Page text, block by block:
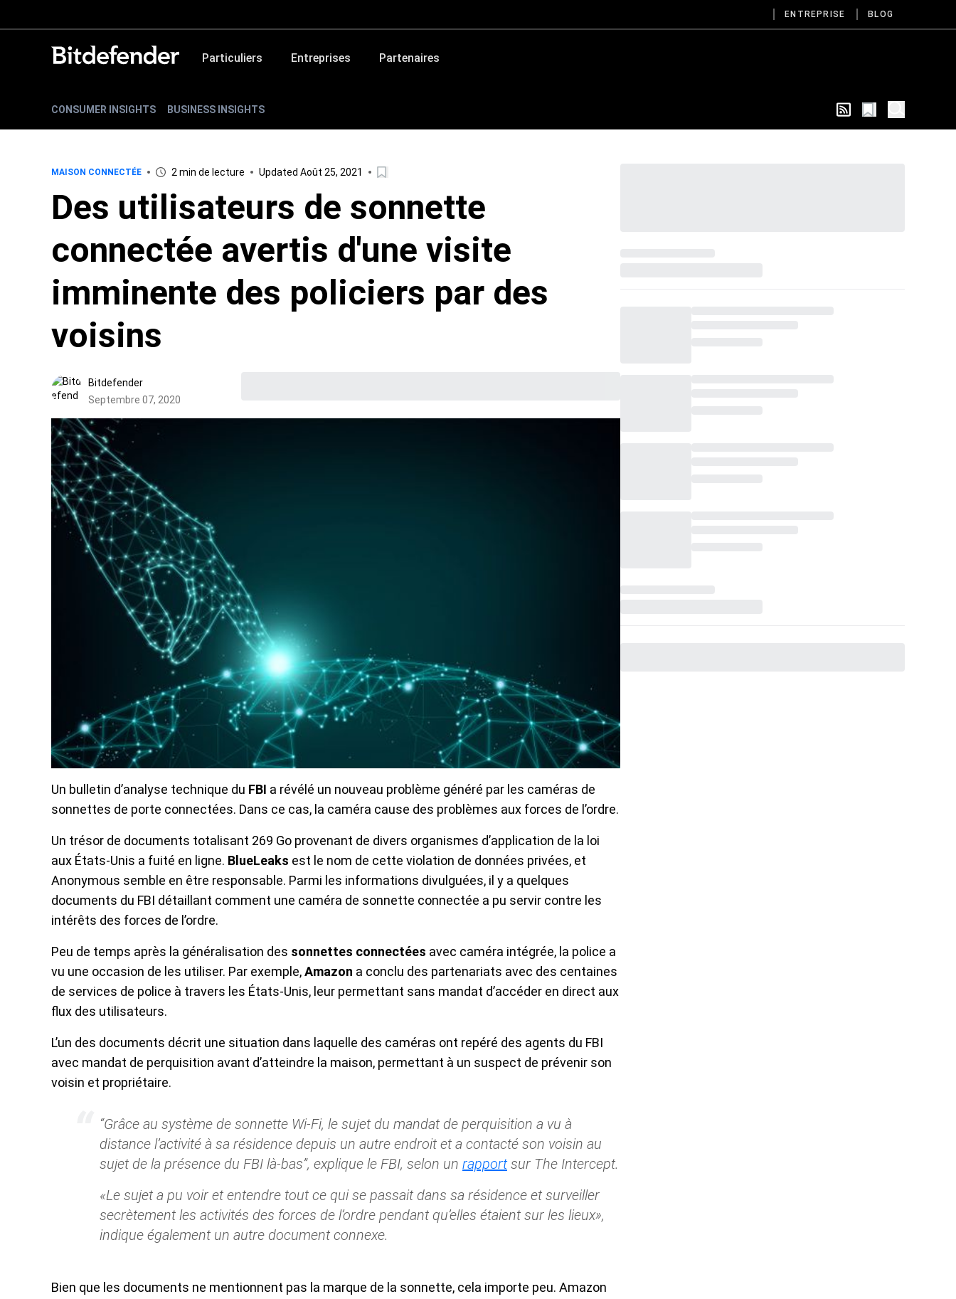
ENTREPRISE BLOG
Particuliers Entreprises Partenaires
CONSUMER INSIGHTS BUSINESS INSIGHTS
MAISON CONNECTÉE 2 min de lecture Updated Août 25, 2021
Des utilisateurs de sonnette
connectée avertis d'une visite
imminente des policiers par des
voisins
Bitdefender
Septembre 07, 2020
Un bulletin d’analyse technique du FBI a révélé un nouveau problème généré par les caméras de
sonnettes de porte connectées. Dans ce cas, la caméra cause des problèmes aux forces de l’ordre.
Un trésor de documents totalisant 269 Go provenant de divers organismes d’application de la loi
aux États-Unis a fuité en ligne. BlueLeaks est le nom de cette violation de données privées, et
Anonymous semble en être responsable. Parmi les informations divulguées, il y a quelques
documents du FBI détaillant comment une caméra de sonnette connectée a pu servir contre les
intérêts des forces de l’ordre.
Peu de temps après la généralisation des sonnettes connectées avec caméra intégrée, la police a
vu une occasion de les utiliser. Par exemple,Amazon a conclu des partenariats avec des centaines
de services de police à travers les États-Unis, leur permettant sans mandat d’accéder en direct aux
flux des utilisateurs.
L’un des documents décrit une situation dans laquelle des caméras ont repéré des agents du FBI
avec mandat de perquisition avant d’atteindre la maison, permettant à un suspect de prévenir son
voisin et propriétaire.
“Grâce au système de sonnette Wi-Fi, le sujet du mandat de perquisition a vu à
distance l’activité à sa résidence depuis un autre endroit et a contacté son voisin au
sujet de la présence du FBI là-bas”, explique le FBI, selon un rapportsur The Intercept.
«Le sujet a pu voir et entendre tout ce qui se passait dans sa résidence et surveiller
secrètement les activités des forces de l’ordre pendant qu’elles étaient sur les lieux»,
indique également un autre document connexe.
Bien que les documents ne mentionnent pas la marque de la sonnette, cela importe peu. Amazon